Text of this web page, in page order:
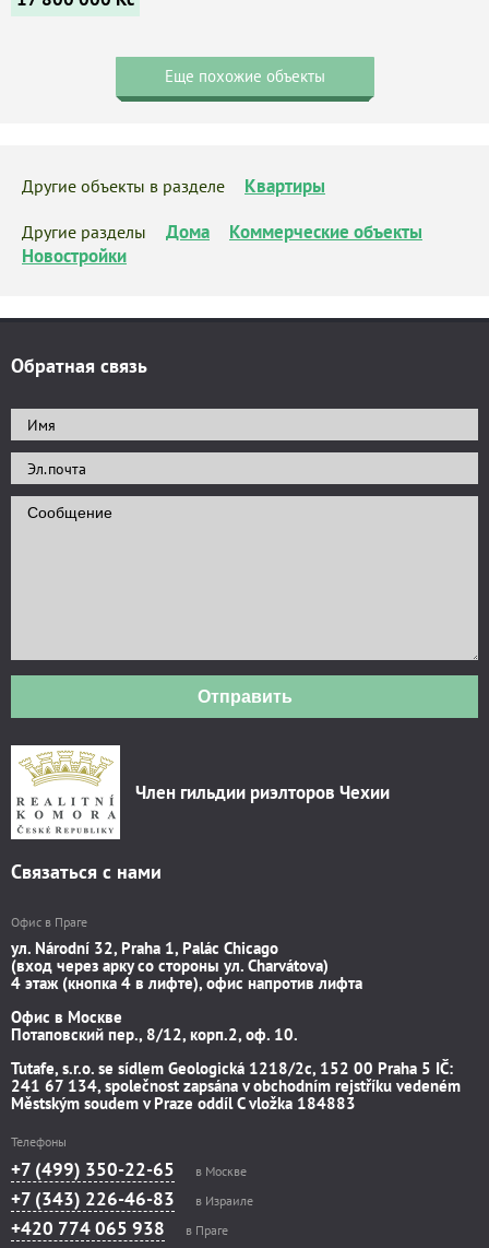
Еще похожие объекты
Другие объекты в разделе Квартиры
Другие разделы Дома
Коммерческие объекты
Новостройки
Обратная связь
Отправить
Член гильдии риэлторов Чехии
Связаться с нами
Офис в Праге
ул. Národní 32, Praha 1, Palác Chicago
(вход через арку со стороны ул. Charvátova)
4 этаж (кнопка 4 в лифте), офис напротив лифта
Офис в Москве
Потаповский пер., 8/12, корп.2, оф. 10.
Tutafe, s.r.o. se sídlem Geologická 1218/2c, 152 00 Praha 5 IČ:
241 67 134, společnost zapsána v obchodním rejstříku vedeném
Městským soudem v Praze oddíl C vložka 184883
Телефоны
+7 (499) 350-22-65 в Москве
+7 (343) 226-46-83 в Израиле
+420 774 065 938 в Праге